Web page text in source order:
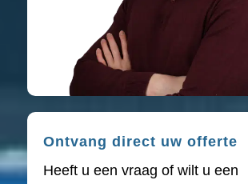
Ontvang direct uw offerte
Heeft u een vraag of wilt u een